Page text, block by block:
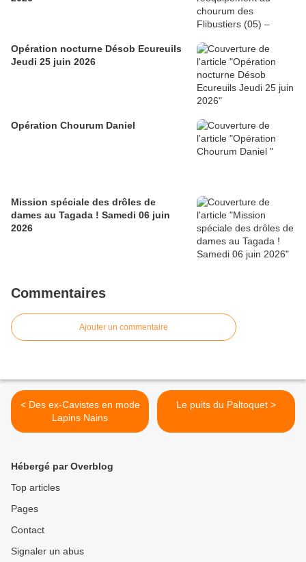
Opération nocturne Désob Ecureuils
Jeudi 25 juin 2026
Opération Chourum Daniel
Mission spéciale des drôles de
dames au Tagada ! Samedi 06 juin
2026
Commentaires
Ajouter un commentaire
< Des ex-Cavistes en mode
Lapins Nains
Le puits du Paltoquet >
Hébergé par Overblog
Top articles
Pages
Contact
Signaler un abus